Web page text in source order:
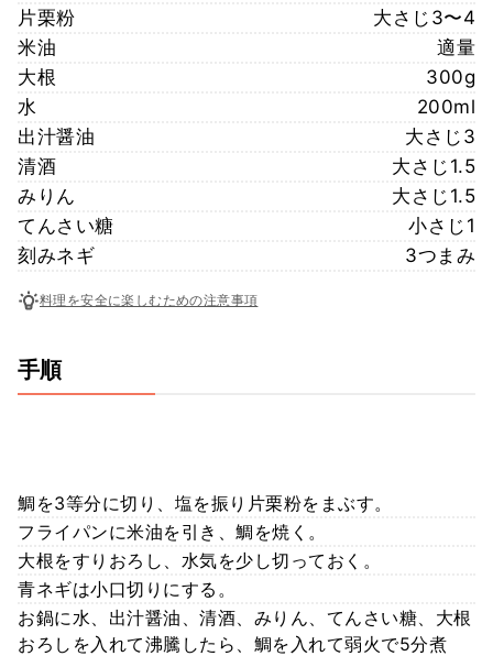
片栗粉
大さじ3〜4
米油
適量
大根
300g
水
200ml
出汁醤油
大さじ3
清酒
大さじ1.5
みりん
大さじ1.5
てんさい糖
小さじ1
刻みネギ
3つまみ
料理を安全に楽しむための注意事項
手順
鯛を3等分に切り、塩を振り片栗粉をまぶす。
フライパンに米油を引き、鯛を焼く。
大根をすりおろし、水気を少し切っておく。
青ネギは小口切りにする。
お鍋に水、出汁醤油、清酒、みりん、てんさい糖、大根
おろしを入れて沸騰したら、鯛を入れて弱火で5分煮